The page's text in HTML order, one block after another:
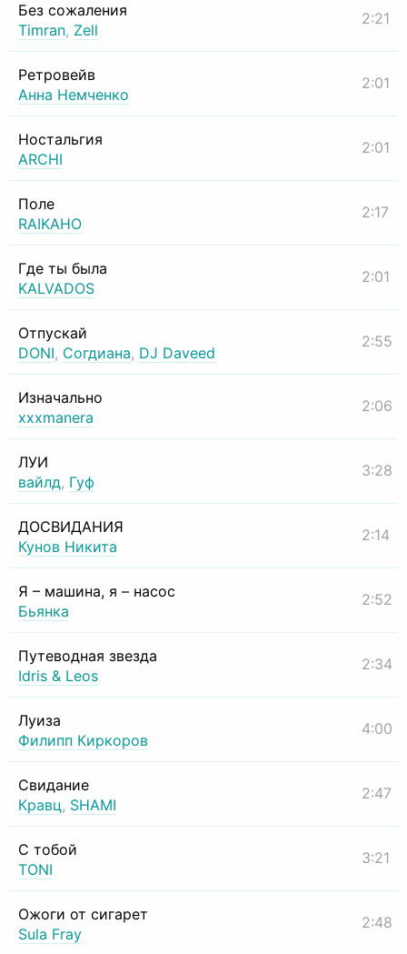
Без сожаления
Timran, Zell
2:21
Ретровейв
Анна Немченко
2:01
Ностальгия
ARCHI
2:01
Поле
RAIKAHO
2:17
Где ты была
KALVADOS
2:01
Отпускай
DONI, Согдиана, DJ Daveed
2:55
Изначально
xxxmanera
2:06
ЛУИ
вайлд, Гуф
3:28
ДОСВИДАНИЯ
Кунов Никита
2:14
Я – машина, я – насос
Бьянка
2:52
Путеводная звезда
Idris & Leos
2:34
Луиза
Филипп Киркоров
4:00
Свидание
Кравц, SHAMI
2:47
С тобой
TONI
3:21
Ожоги от сигарет
Sula Fray
2:48